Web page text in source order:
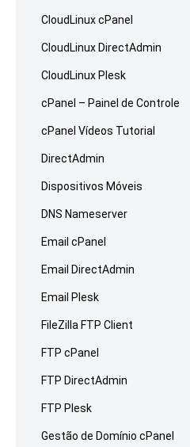
CloudLinux cPanel
CloudLinux DirectAdmin
CloudLinux Plesk
cPanel – Painel de Controle
cPanel Vídeos Tutorial
DirectAdmin
Dispositivos Móveis
DNS Nameserver
Email cPanel
Email DirectAdmin
Email Plesk
FileZilla FTP Client
FTP cPanel
FTP DirectAdmin
FTP Plesk
Gestão de Domínio cPanel